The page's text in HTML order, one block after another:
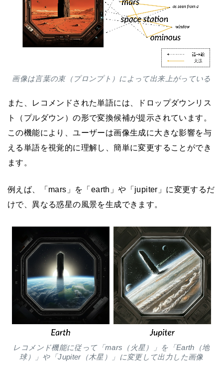
画像は言葉の束（プロンプト）によって出来上がっている
また、レコメンドされた単語には、ドロップダウンリス
ト（プルダウン）の形で変換候補が提示されています。
この機能により、ユーザーは画像生成に大きな影響を与
える単語を視覚的に理解し、簡単に変更することができ
ます。
例えば、「mars」を「earth」や「jupiter」に変更するだ
けで、異なる惑星の風景を生成できます。
レコメンド機能に従って「mars（火星）」を「Earth（地
球）」や「Jupiter（木星）」に変更して出力した画像